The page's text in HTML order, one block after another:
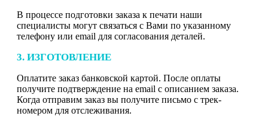
В процессе подготовки заказа к печати наши
специалисты могут связаться с Вами по указанному
телефону или email для согласования деталей.
3. ИЗГОТОВЛЕНИЕ
Оплатите заказ банковской картой. После оплаты
получите подтверждение на email с описанием заказа.
Когда отправим заказ вы получите письмо с трек-
номером для отслеживания.